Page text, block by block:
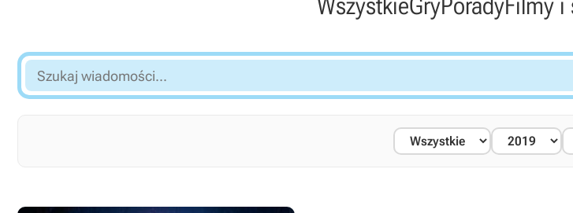
Szukaj
wiadomości...